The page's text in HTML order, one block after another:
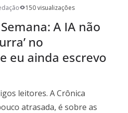
150 visualizações
A IA não
no
eu ainda escrevo
leitores. A Crônica
atrasada, é sobre as